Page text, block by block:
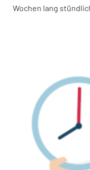
Wochen lang